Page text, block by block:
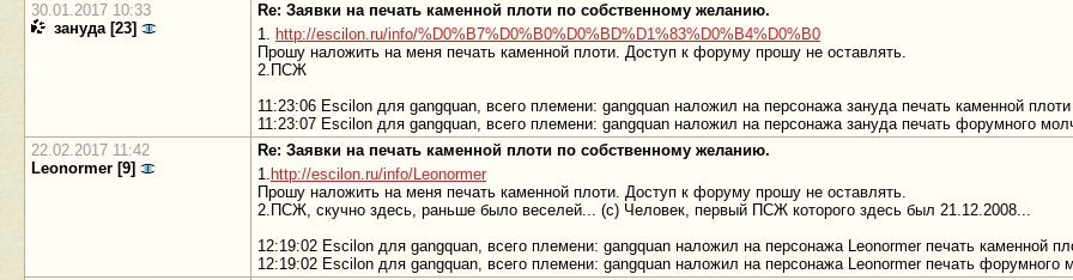
30.01.2017 10:33
зануда [23]
Re: Заявки на печать каменной плоти по собственному желанию.
1. http://escilon.ru/info/%D0%B7%D0%B0%D0%BD%D1%83%D0%B4%D0%B0
Прошу наложить на меня печать каменной плоти. Доступ к форуму прошу не оставлять.
2.ПСЖ
11:23:06 Escilon для gangquan, всего племени: gangquan наложил на персонажа зануда печать каменной плоти
11:23:07 Escilon для gangquan, всего племени: gangquan наложил на персонажа зануда печать форумного
22.02.2017 11:42
Leonormer [9]
Re: Заявки на печать каменной плоти по собственному желанию.
1. http://escilon.ru/info/Leonormer
Прошу наложить на меня печать каменной плоти. Доступ к форуму прошу не оставлять.
2.ПСЖ, скучно здесь, раньше было веселей... (с) Человек, первый ПСЖ которого здесь был 21.12.2008...
12:19:02 Escilon для gangquan, всего племени: gangquan наложил на персонажа Leonormer печать каменной
12:19:02 Escilon для gangquan, всего племени: gangquan наложил на персонажа Leonormer печать форумного